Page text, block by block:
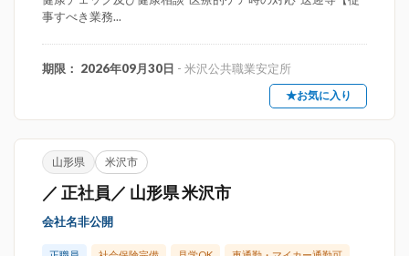
事すべき業務...
期限： 2026年09月30日 - 米沢公共職業安定所
★お気に入り
山形県 米沢市
／ 正社員／ 山形県 米沢市
会社名非公開